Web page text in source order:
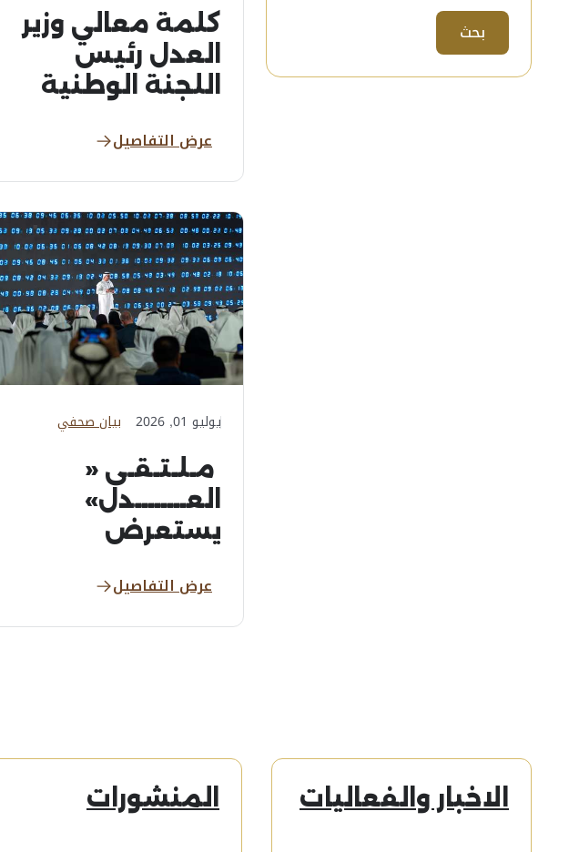
بحث
كلمة معالي وزير
العدل رئيس
اللجنة الوطنية
بالبشر بمناسبة
اليوم العالمي...
عرض التفاصيل
يوليو 01, 2026 بيان صحفي
​ مـلـتـقـى «
العــــــــدل»
يستعرض
التشريعية
والاقتصادية
عرض التفاصيل
الاخبار والفعاليات المنشورات